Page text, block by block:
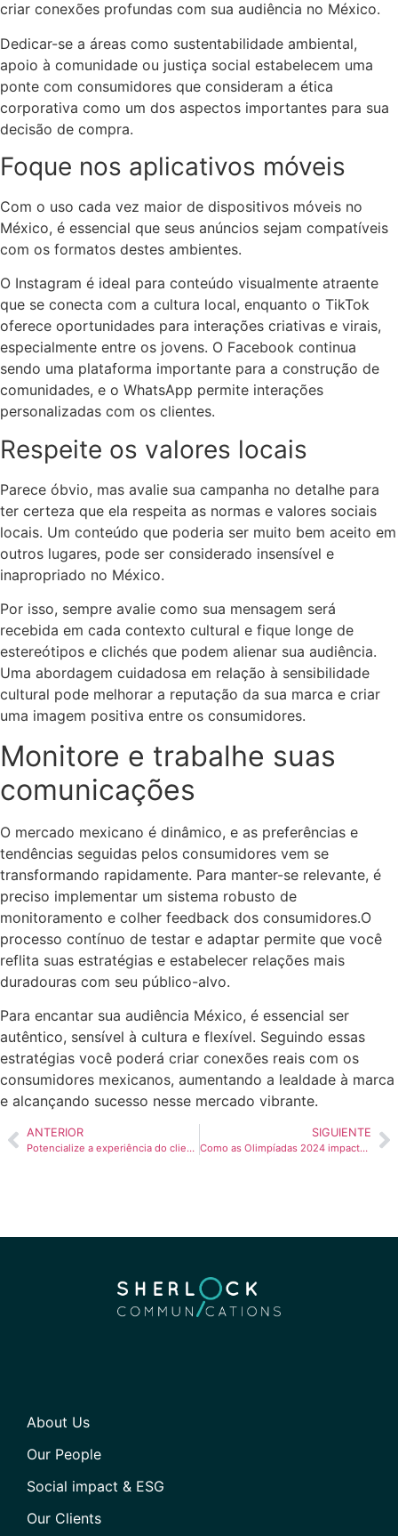
criar conexões profundas com sua audiência no México.
Dedicar-se a áreas como sustentabilidade ambiental,
apoio à comunidade ou justiça social estabelecem uma
ponte com consumidores que consideram a ética
corporativa como um dos aspectos importantes para sua
decisão de compra.
Foque nos aplicativos móveis
Com o uso cada vez maior de dispositivos móveis no
México, é essencial que seus anúncios sejam compatíveis
com os formatos destes ambientes.
O Instagram é ideal para conteúdo visualmente atraente
que se conecta com a cultura local, enquanto o TikTok
oferece oportunidades para interações criativas e virais,
especialmente entre os jovens. O Facebook continua
sendo uma plataforma importante para a construção de
comunidades, e o WhatsApp permite interações
personalizadas com os clientes.
Respeite os valores locais
Parece óbvio, mas avalie sua campanha no detalhe para
ter certeza que ela respeita as normas e valores sociais
locais. Um conteúdo que poderia ser muito bem aceito em
outros lugares, pode ser considerado insensível e
inapropriado no México.
Por isso, sempre avalie como sua mensagem será
recebida em cada contexto cultural e fique longe de
estereótipos e clichés que podem alienar sua audiência.
Uma abordagem cuidadosa em relação à sensibilidade
cultural pode melhorar a reputação da sua marca e criar
uma imagem positiva entre os consumidores.
Monitore e trabalhe suas
comunicações
O mercado mexicano é dinâmico, e as preferências e
tendências seguidas pelos consumidores vem se
transformando rapidamente. Para manter-se relevante, é
preciso implementar um sistema robusto de
monitoramento e colher feedback dos consumidores.O
processo contínuo de testar e adaptar permite que você
reflita suas estratégias e estabelecer relações mais
duradouras com seu público-alvo.
Para encantar sua audiência México, é essencial ser
autêntico, sensível à cultura e flexível. Seguindo essas
estratégias você poderá criar conexões reais com os
consumidores mexicanos, aumentando a lealdade à marca
e alcançando sucesso nesse mercado vibrante.
ANTERIOR
Potencialize a experiência do cliente com SEO
SIGUIENTE
Como as Olimpíadas 2024 impactaram o marketing no esporte
About Us
Our People
Social impact & ESG
Our Clients